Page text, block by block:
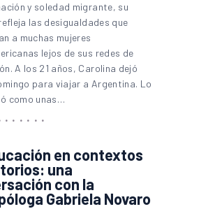
y soledad migrante, su
las desigualdades que
a muchas mujeres
lejos de sus redes de
A los 21 años, Carolina dejó
para viajar a Argentina. Lo
como unas…
en contextos
una
con la
Gabriela Novaro